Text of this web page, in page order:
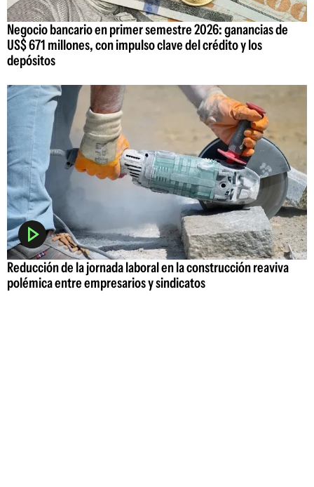
Negocio bancario en primer semestre 2026: ganancias de
US$ 671 millones, con impulso clave del crédito y los
depósitos
Reducción de la jornada laboral en la construcción reaviva
polémica entre empresarios y sindicatos